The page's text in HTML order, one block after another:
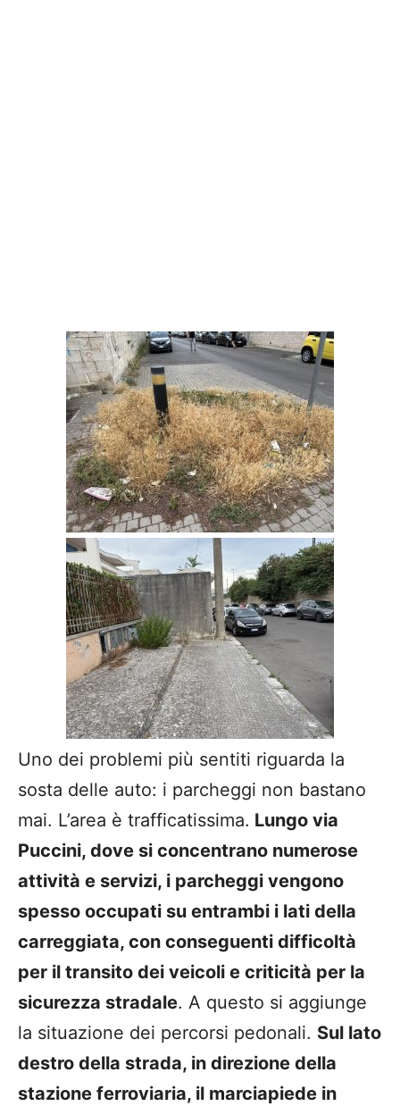
Uno dei problemi più sentiti riguarda la
sosta delle auto: i parcheggi non bastano
mai. L’area è trafficatissima. Lungo via
Puccini, dove si concentrano numerose
attività e servizi, i parcheggi vengono
spesso occupati su entrambi i lati della
carreggiata, con conseguenti difficoltà
per il transito dei veicoli e criticità per la
sicurezza stradale. A questo si aggiunge
la situazione dei percorsi pedonali. Sul lato
destro della strada, in direzione della
stazione ferroviaria, il marciapiede in